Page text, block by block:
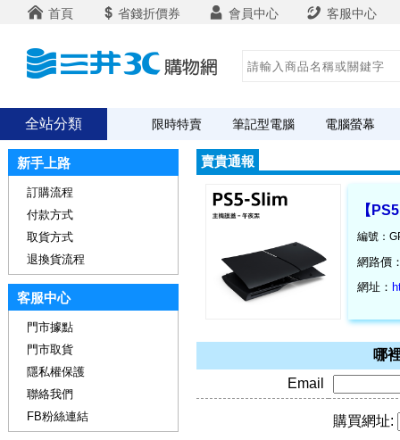
首頁 省錢折價券 會員中心 客服中心
全站分類 限時特賣 筆記型電腦 電腦螢幕
賣貴通報
【
編號：
網路價
網址：
哪
Email
購買網址:
新手上路
訂購流程
付款方式
取貨方式
退換貨流程
客服中心
門市據點
門市取貨
隱私權保護
聯絡我們
FB粉絲連結